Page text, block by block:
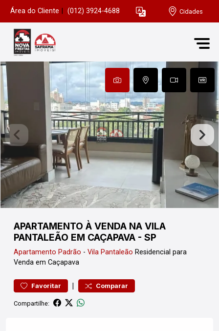
Área do Cliente (012) 3924-4688 Cidades
APARTAMENTO À VENDA NA VILA
PANTALEÃO EM CAÇAPAVA - SP
Apartamento Padrão - Vila Pantaleão Residencial para
Venda em Caçapava
Favoritar | Comparar
Compartilhe: